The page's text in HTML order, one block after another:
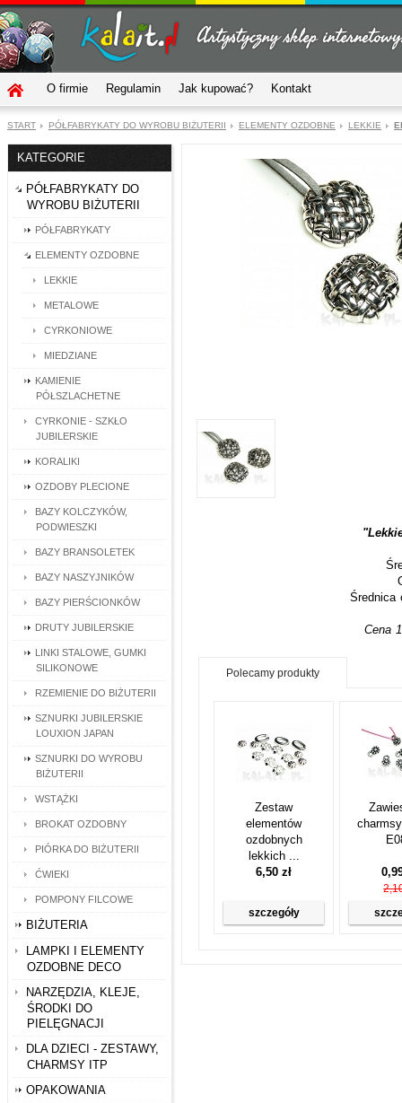
O firmie Regulamin Jak kupować? Kontakt
START PÓŁFABRYKATY DO WYROBU BIŻUTERII ELEMENTY OZDOBNE LEKKIE
KATEGORIE
PÓŁFABRYKATY DO
WYROBU BIŻUTERII
PÓŁFABRYKATY
ELEMENTY OZDOBNE
LEKKIE
METALOWE
CYRKONIOWE
MIEDZIANE
KAMIENIE
PÓŁSZLACHETNE
CYRKONIE - SZKŁO
JUBILERSKIE
KORALIKI
OZDOBY PLECIONE
BAZY KOLCZYKÓW,
PODWIESZKI
BAZY BRANSOLETEK
BAZY NASZYJNIKÓW
BAZY PIERŚCIONKÓW
DRUTY JUBILERSKIE
LINKI STALOWE, GUMKI
SILIKONOWE
RZEMIENIE DO BIŻUTERII
SZNURKI JUBILERSKIE
LOUXION JAPAN
SZNURKI DO WYROBU
BIŻUTERII
WSTĄŻKI
BROKAT OZDOBNY
PIÓRKA DO BIŻUTERII
ĆWIEKI
POMPONY FILCOWE
BIŻUTERIA
LAMPKI I ELEMENTY
OZDOBNE DECO
NARZĘDZIA, KLEJE,
ŚRODKI DO
PIELĘGNACJI
DLA DZIECI - ZESTAWY,
CHARMSY ITP
OPAKOWANIA
Średnica
Cena
Polecamy produkty
Zestaw
elementów
ozdobnych
lekkich ...
6,50 zł
szczegóły